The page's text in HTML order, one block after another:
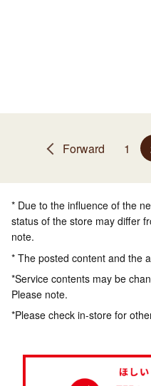
Forward 1
* Due to the influence of the
status of the store may differ
note.
* The posted content and the
*Service contents may be
Please note.
*Please check in-store for